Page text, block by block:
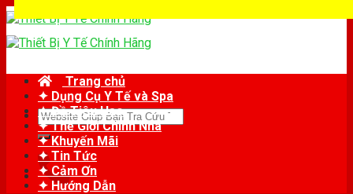
Skip
to
content
Tìm
kiếm:
Trang chủ
✦ Dụng Cụ Y Tế và Spa
✦ Đồ Tiêu Hao
✦ Thế Giới Chỉnh Nha
✦ Khuyến Mãi
✦ Tin Tức
✦ Cảm Ơn
✦ Hướng Dẫn